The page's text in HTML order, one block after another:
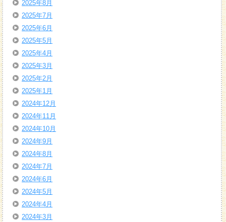
2025年8月
2025年7月
2025年6月
2025年5月
2025年4月
2025年3月
2025年2月
2025年1月
2024年12月
2024年11月
2024年10月
2024年9月
2024年8月
2024年7月
2024年6月
2024年5月
2024年4月
2024年3月